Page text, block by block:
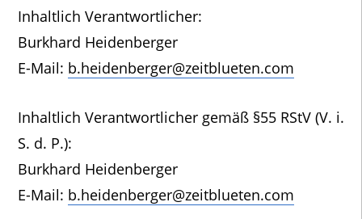
Inhaltlich Verantwortlicher:
Burkhard Heidenberger
E-Mail: b.heidenberger@zeitblueten.com
Inhaltlich Verantwortlicher gemäß §55 RStV (V. i.
S. d. P.):
Burkhard Heidenberger
E-Mail: b.heidenberger@zeitblueten.com